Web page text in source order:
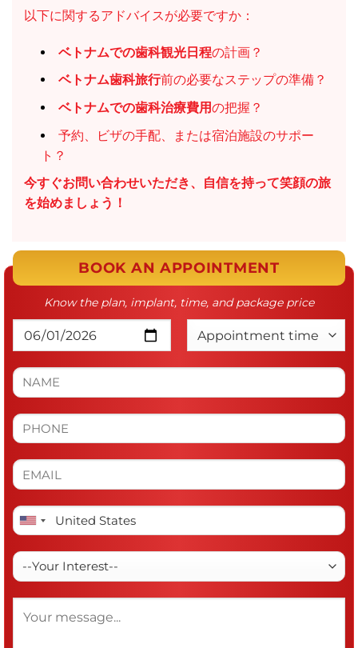
以下に関するアドバイスが必要ですか：
ベトナムでの歯科観光日程の計画？
ベトナム歯科旅行前の必要なステップの準備？
ベトナムでの歯科治療費用の把握？
予約、ビザの手配、または宿泊施設のサポー
ト？
今すぐお問い合わせいただき、自信を持って笑顔の旅
を始めましょう！
BOOK AN APPOINTMENT
Know the plan, implant, time, and package price